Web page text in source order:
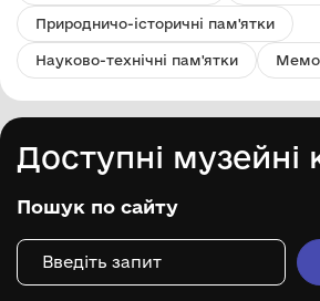
Природничо-історичні пам'ятки
Науково-технічні пам'ятки
Доступні музейні
Пошук по сайту